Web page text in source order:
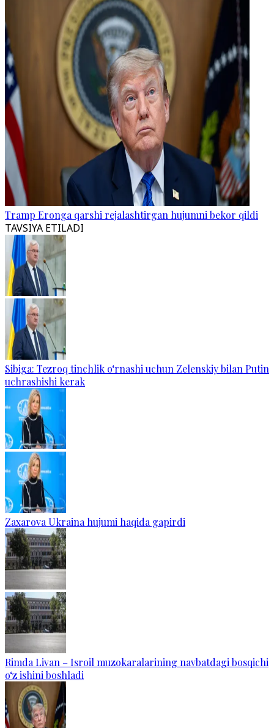
Tramp Eronga qarshi rejalashtirgan hujumni bekor qildi
TAVSIYA ETILADI
Sibiga: Tezroq tinchlik o‘rnashi uchun Zelenskiy bilan Putin
uchrashishi kerak
Zaxarova Ukraina hujumi haqida gapirdi
Rimda Livan – Isroil muzokaralarining navbatdagi bosqichi
o‘z ishini boshladi